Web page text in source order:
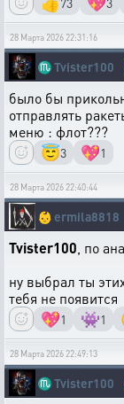
28 Марта 2026 22:31:16
♏Tvister100
было бы
отправлять
меню : флот???
😇3 💖1
28 Марта 2026 22:40:44
👶 ermila8818
Tvister100 , по
ну выбрал ты
тебя не появится
💖1 👾1
28 Марта 2026 22:49:13
♏Tvister100